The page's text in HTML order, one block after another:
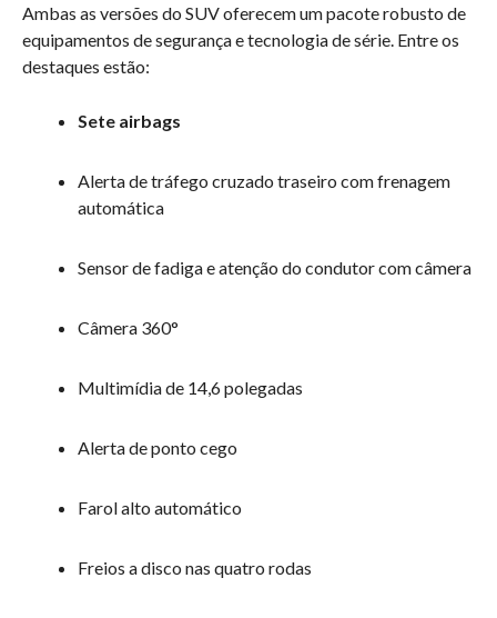
Ambas as versões do SUV oferecem um pacote robusto de
equipamentos de segurança e tecnologia de série. Entre os
destaques estão:
Sete airbags
Alerta de tráfego cruzado traseiro com frenagem
automática
Sensor de fadiga e atenção do condutor com câmera
Câmera 360°
Multimídia de 14,6 polegadas
Alerta de ponto cego
Farol alto automático
Freios a disco nas quatro rodas